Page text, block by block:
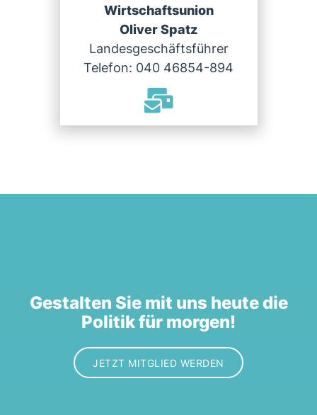
Wirtschaftsunion
Oliver Spatz
Landesgeschäftsführer
Telefon: 040 46854-894
Gestalten Sie mit uns heute die
Politik für morgen!
JETZT MITGLIED WERDEN